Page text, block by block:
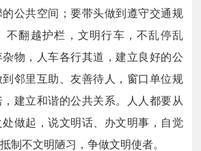
公共空间；要带头做到遵守交通规
不翻越护栏，文明行车，不乱停乱
物，人车各行其道，建立良好的公
邻里互助、友善待人，窗口单位规
建立和谐的公共关系。人人都要从
做起，说文明话、办文明事，自觉
制不文明陋习，争做文明使者。